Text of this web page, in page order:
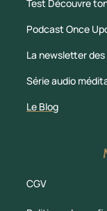
Test Découvre
Podcast Once
La newsletter des
Série audio
Le Blog
CGV